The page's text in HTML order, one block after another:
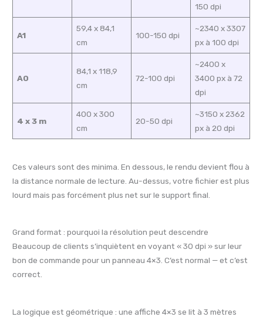
150 dpi
A1
59,4 x 84,1
cm
100-150 dpi
~2340 x 3307
px à 100 dpi
A0
84,1 x 118,9
cm
72-100 dpi
~2400 x
3400 px à 72
dpi
4 x 3 m
400 x 300
cm
20-50 dpi
~3150 x 2362
px à 20 dpi
Ces valeurs sont des minima. En dessous, le rendu devient flou à
la distance normale de lecture. Au-dessus, votre fichier est plus
lourd mais pas forcément plus net sur le support final.
Grand format : pourquoi la résolution peut descendre
Beaucoup de clients s’inquiètent en voyant « 30 dpi » sur leur
bon de commande pour un panneau 4×3. C’est normal — et c’est
correct.
La logique est géométrique : une affiche 4×3 se lit à 3 mètres